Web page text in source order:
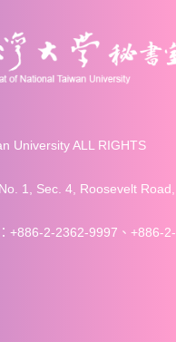
University ALL RIGHTS
1, Sec. 4, Roosevelt Road,
2-2362-9997、+886-2-